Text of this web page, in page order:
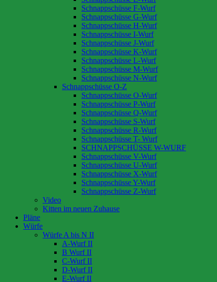
Schnappschüsse F-Wurf
Schnappschüsse G-Wurf
Schnappschüsse H-Wurf
Schnappschüsse I-Wurf
Schnappschüsse J-Wurf
Schnappschüsse K-Wurf
Schnappschüsse L-Wurf
Schnappschüsse M-Wurf
Schnappschüsse N-Wurf
Schnappschüsse O-Z
Schnappschüsse O-Wurf
Schnappschüsse P-Wurf
Schnappschüsse Q-Wurf
Schnappschüsse S-Wurf
Schnappschüsse R-Wurf
Schnappschüsse T- Wurf
SCHNAPPSCHÜSSE W-WURF
Schnappschüsse V-Wurf
Schnappschüsse U-Wurf
Schnappschüsse X-Wurf
Schnappschüsse Y-Wurf
Schnappschüsse Z-Wurf
Video
Kitten im neuen Zuhause
Pläne
Würfe
Würfe A bis N II
A-Wurf II
B Wurf II
C-Wurf II
D-Wurf II
E-Wurf II